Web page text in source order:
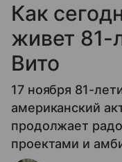
Как
живет 81-
Вито
17 ноября 81-
американский
продолжает
проектами и